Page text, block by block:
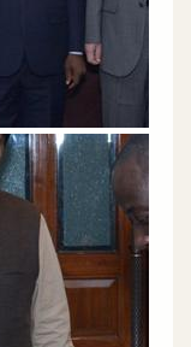
الصورة